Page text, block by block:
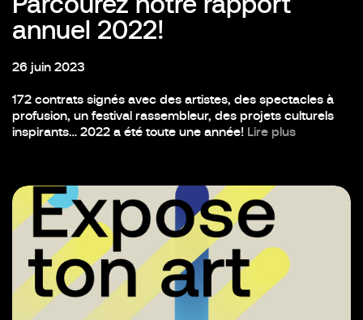
annuel 2022!
26 juin 2023
172 contrats signés avec des artistes, des spectacles à
profusion, un festival rassembleur, des projets culturels
inspirants… 2022 a été toute une année! Lire plus